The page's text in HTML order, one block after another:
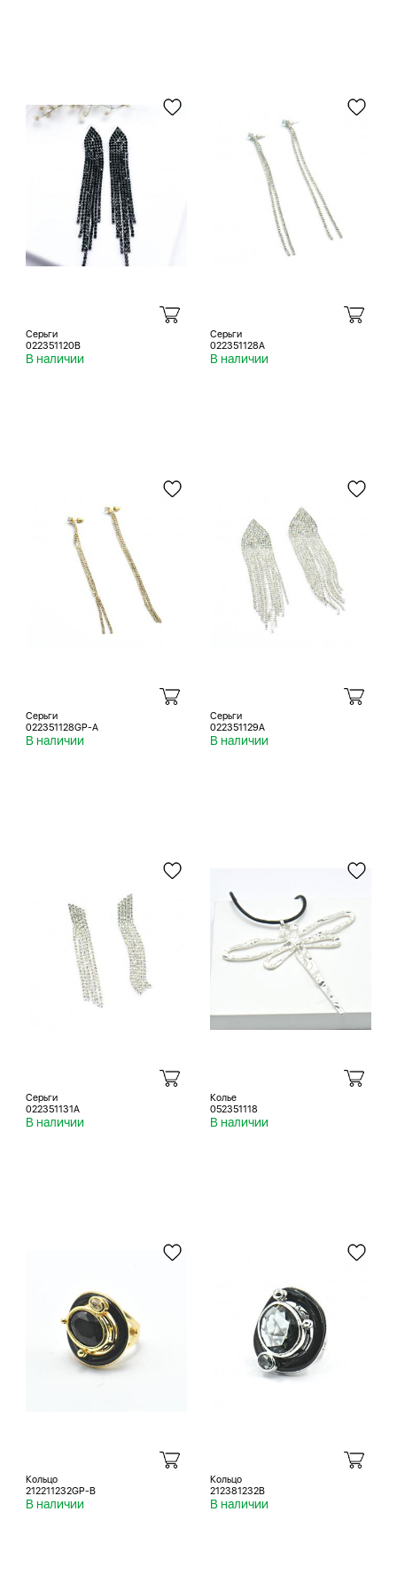
Серьги
022351120B
В наличии
Серьги
022351128A
В наличии
Серьги
022351128GP-A
В наличии
Серьги
022351129A
В наличии
Серьги
022351131A
В наличии
Колье
052351118
В наличии
Кольцо
212211232GP-B
В наличии
Кольцо
212381232B
В наличии